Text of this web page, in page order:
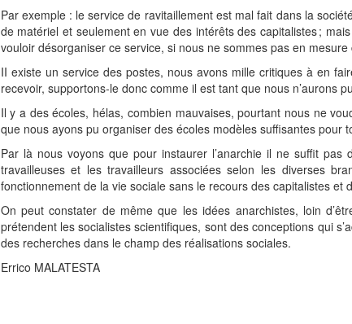
Par exemple : le service de ravitaillement est mal fait dans la
de matériel et seulement en vue des intérêts des capitalistes ;
vouloir désorganiser ce service, si nous ne sommes pas en
II existe un service des postes, nous avons mille critiques à en
recevoir, supportons-le donc comme il est tant que nous n’aurons
Il y a des écoles, hélas, combien mauvaises, pourtant nous ne
que nous ayons pu organiser des écoles modèles suffisantes pour
Par là nous voyons que pour instaurer l’anarchie il ne suffit
travailleuses et les travailleurs associées selon les diverses
fonctionnement de la vie sociale sans le recours des capitalistes et
On peut constater de même que les idées anarchistes, loin
prétendent les socialistes scientifiques, sont des conceptions qui
des recherches dans le champ des réalisations sociales.
Errico MALATESTA